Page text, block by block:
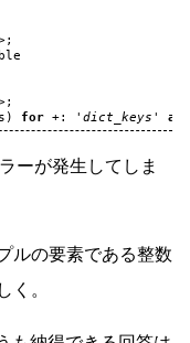
;
;
s ) for +: 'dict_keys' and
ーが発生してしま
ルの要素である整数
く。